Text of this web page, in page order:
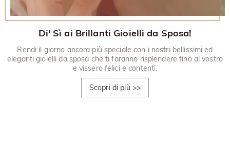
Di' Sì ai Brillanti Gioielli da Sposa!
Rendi il giorno ancora più speciale con i nostri bellissimi ed
eleganti gioielli da sposa che ti faranno risplendere fino al vostro
e vissero felici e contenti.
Scopri di più >>